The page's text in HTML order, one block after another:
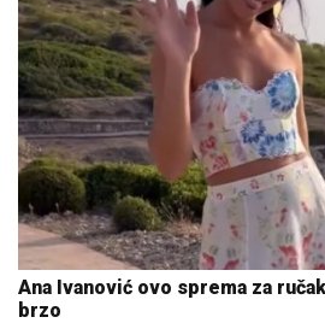
Ana Ivanović ovo sprema za
brzo